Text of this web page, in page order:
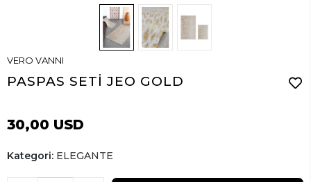
VERO VANNI
PASPAS SETİ JEO GOLD
30,00 USD
Kategori: ELEGANTE